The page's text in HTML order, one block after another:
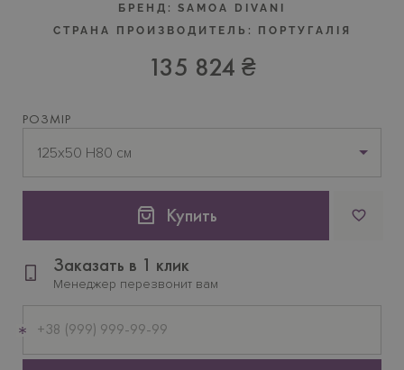
БРЕНД:
SAMOA DIVANI
СТРАНА ПРОИЗВОДИТЕЛЬ:
ПОРТУГАЛIЯ
135 824 ₴
РОЗМІР
125х50 H80 см
Купить
Заказать в 1 клик
Менеджер перезвонит вам
телефон